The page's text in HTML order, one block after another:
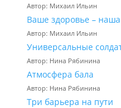
Автор: Михаил Ильин
Ваше здоровье – наша
Автор: Михаил Ильин
Универсальные
Автор: Нина Рябинина
Атмосфера бала
Автор: Нина Рябинина
Три барьера на пути